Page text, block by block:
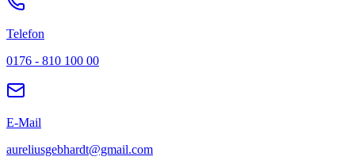
Telefon
0176 - 810 100 00
E-Mail
aureliusgebhardt@gmail.com